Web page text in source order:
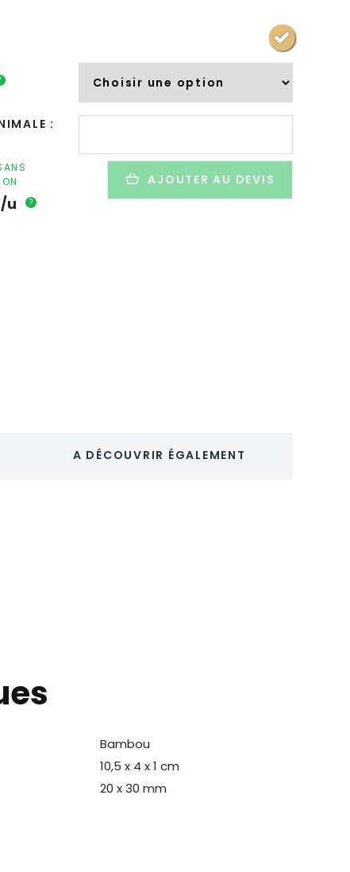
:
quantité
Décapsuleur
promotionnel
u ?
AJOUTER AU DEVIS
A DÉCOUVRIR ÉGALEMENT
Bambou
10,5 x 4 x 1 cm
20 x 30 mm